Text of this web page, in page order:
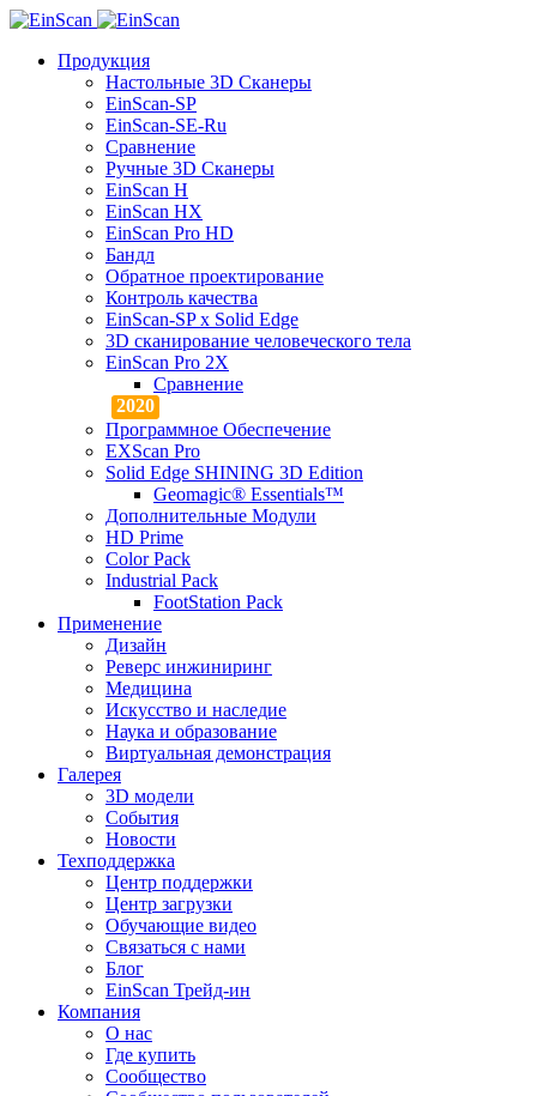
Продукция
Настольные 3D Сканеры
EinScan-SP
EinScan-SE-Ru
Сравнение
Ручные 3D Cканеры
EinScan H
EinScan HX
EinScan Pro HD
Бандл
Обратное проектирование
Контроль качества
EinScan-SP x Solid Edge
3D сканирование человеческого тела
EinScan Pro 2X
Сравнение
Программное Обеспечение
EXScan Pro
Solid Edge SHINING 3D Edition
Geomagic® Essentials™
Дополнительные Модули
HD Prime
Color Pack
Industrial Pack
FootStation Pack
Применение
Дизайн
Реверс инжиниринг
Медицина
Искусство и наследие
Наука и образование
Виртуальная демонстрация
Галерея
3D модели
События
Новости
Техподдержка
Центр поддержки
Центр загрузки
Обучающие видео
Связаться с нами
Блог
EinScan Трейд-ин
Компания
О нас
Где купить
Сообщество